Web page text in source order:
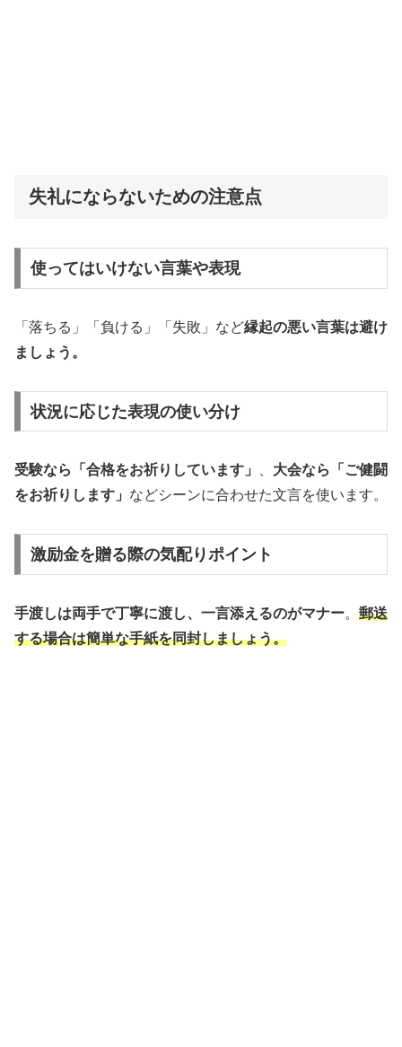
失礼にならないための注意点
使ってはいけない言葉や表現
「落ちる」「負ける」「失敗」など縁起の悪い言葉は避け
ましょう。
状況に応じた表現の使い分け
受験なら「合格をお祈りしています」 、 大会なら「ご健闘
をお祈りします」 などシーンに合わせた文言を使います。
激励金を贈る際の気配りポイント
手渡しは両手で丁寧に渡し、一言添えるのがマナー。 郵送
する場合は簡単な手紙を同封しましょう。